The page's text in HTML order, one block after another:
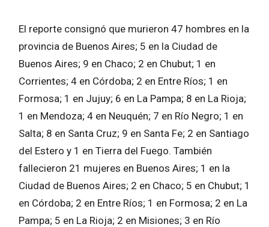
El reporte consignó que murieron 47 hombres en la
provincia de Buenos Aires; 5 en la Ciudad de
Buenos Aires; 9 en Chaco; 2 en Chubut; 1 en
Corrientes; 4 en Córdoba; 2 en Entre Ríos; 1 en
Formosa; 1 en Jujuy; 6 en La Pampa; 8 en La Rioja;
1 en Mendoza; 4 en Neuquén; 7 en Río Negro; 1 en
Salta; 8 en Santa Cruz; 9 en Santa Fe; 2 en Santiago
del Estero y 1 en Tierra del Fuego. También
fallecieron 21 mujeres en Buenos Aires; 1 en la
Ciudad de Buenos Aires; 2 en Chaco; 5 en Chubut; 1
en Córdoba; 2 en Entre Ríos; 1 en Formosa; 2 en La
Pampa; 5 en La Rioja; 2 en Misiones; 3 en Río